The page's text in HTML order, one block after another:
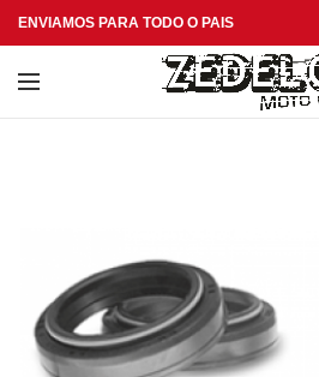
ENVIAMOS PARA TODO O PAIS